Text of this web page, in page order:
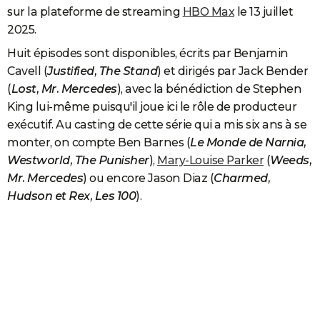
sur la plateforme de streaming HBO Maxle 13 juillet
2025.
Huit épisodes sont disponibles, écrits par Benjamin
Cavell (Justified, The Stand) et dirigés par Jack Bender
(Lost, Mr. Mercedes), avec la bénédiction de Stephen
King lui-même puisqu'il joue ici le rôle de producteur
exécutif. Au casting de cette série qui a mis six ans à se
monter, on compte Ben Barnes (Le Monde de Narnia,
Westworld, The Punisher), Mary-Louise Parker(Weeds,
Mr. Mercedes) ou encore Jason Diaz (Charmed,
Hudson et Rex, Les 100).